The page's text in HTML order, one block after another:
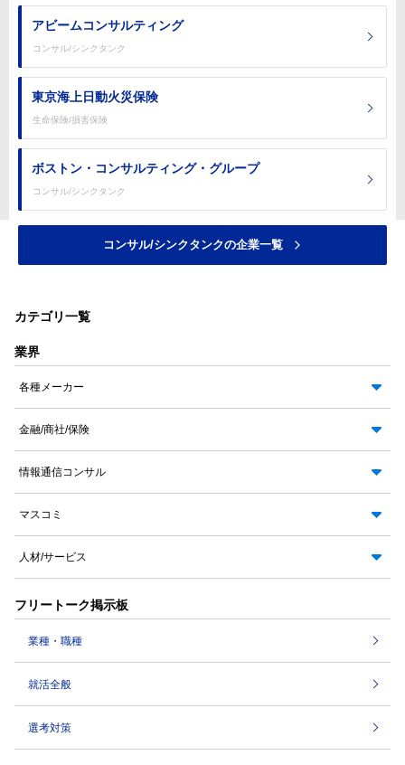
アビームコンサルティング
コンサル/シンクタンク
東京海上日動火災保険
生命保険/損害保険
ボストン・コンサルティング・グループ
コンサル/シンクタンク
コンサル/シンクタンクの企業一覧
カテゴリ一覧
業界
各種メーカー
金融/商社/保険
情報通信コンサル
マスコミ
人材/サービス
フリートーク掲示板
業種・職種
就活全般
選考対策